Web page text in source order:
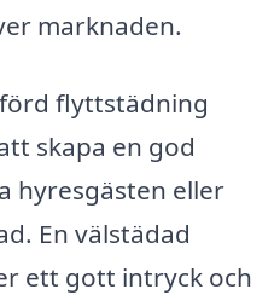
marknaden.
flyttstädning
skapa en god
hyresgästen eller
En välstädad
ett gott intryck och